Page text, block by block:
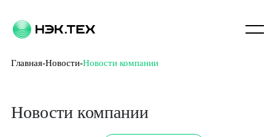
Главная Новости Новости компании
Новости компании